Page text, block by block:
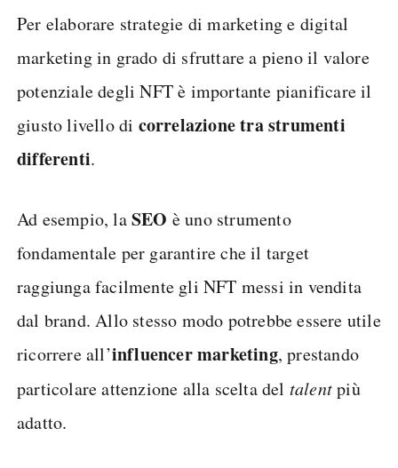
Per elaborare strategie di marketing e digital
marketing in grado di sfruttare a pieno il valore
potenziale degli NFT è importante pianificare il
giusto livello di correlazione tra strumenti
differenti.
Ad esempio, laSEO è uno strumento
fondamentale per garantire che il target
raggiunga facilmente gli NFT messi in vendita
dal brand. Allo stesso modo potrebbe essere utile
ricorrere all’influencer marketing, prestando
particolare attenzione alla scelta del talentpiù
adatto.